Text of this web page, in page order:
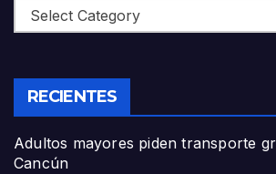
Categories
RECIENTES
Adultos mayores piden transporte
Cancún